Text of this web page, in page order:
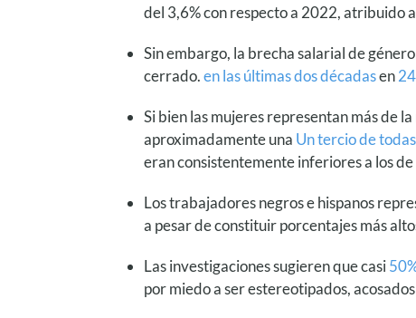
del 3,6% con respecto a 2022, atribuido
Sin embargo, la brecha salarial de
cerrado.en las últimas dos décadasen
Si bien las mujeres representan más de
aproximadamente una Un tercio de
eran consistentemente inferiores a los de
Los trabajadores negros e hispanos
a pesar de constituir porcentajes más
Las investigaciones sugieren que casi
por miedo a ser estereotipados,